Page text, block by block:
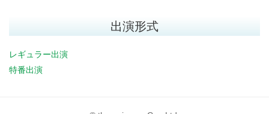
出演形式
レギュラー出演
特番出演